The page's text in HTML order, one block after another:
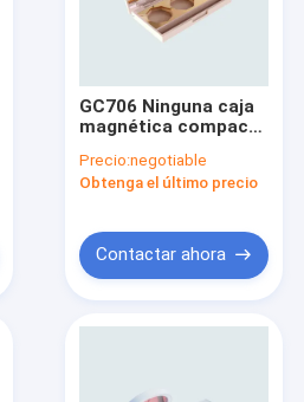
GC706 Ninguna caja
magnética compacta
espejo
Precio:negotiable
Obtenga el último precio
Contactar ahora